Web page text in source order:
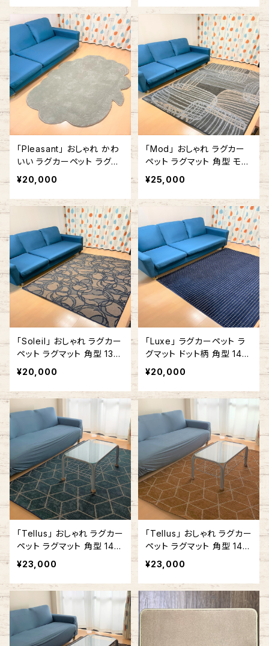
「Pleasant」 おしゃれ かわ
いい ラグカーペット ラグマ
ット ふきだし型 雲形 140c
m x 180cm グリーン
¥20,000
「Mod」 おしゃれ ラグカー
ペット ラグマット 角型 モダ
ン 140cm x 200cm ライト
グレー×ダークグレー #430
¥25,000
「Soleil」 おしゃれ ラグカー
ペット ラグマット 角型 132.
5cm x 180cm ブルー
¥20,000
「Luxe」 ラグカーペット ラ
グマット ドット柄 角型 140
cm x 180cm ブルー #268
¥20,000
「Tellus」 おしゃれ ラグカー
ペット ラグマット 角型 140
cm x 180cm / 140cm x 2
00cm 幾何学 ブルー #150
¥23,000
「Tellus」 おしゃれ ラグカー
ペット ラグマット 角型 140
cm x 200cm 幾何学 ライ
トブラウン #130
¥23,000